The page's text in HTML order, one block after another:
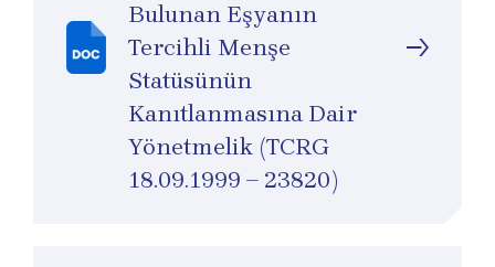
Bulunan Eşyanın
Tercihli Menşe
Statüsünün
Kanıtlanmasına Dair
Yönetmelik (TCRG
18.09.1999 – 23820)